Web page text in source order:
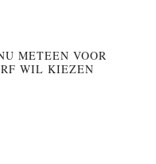
METEEN VOOR
WIL KIEZEN